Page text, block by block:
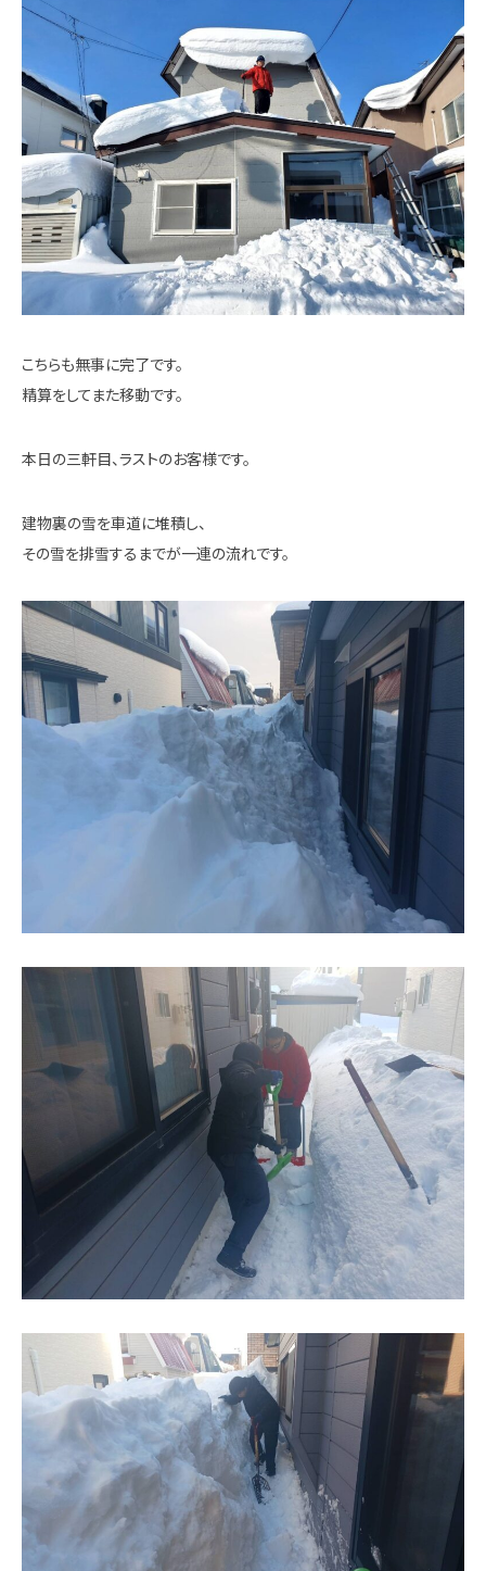
こちらも無事に完了です。
精算をしてまた移動です。
本日の三軒目、ラストのお客様です。
建物裏の雪を車道に堆積し、
その雪を排雪するまでが一連の流れです。